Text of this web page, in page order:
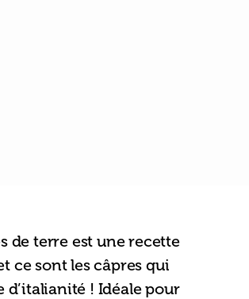
de terre est une recette
ce sont les câpres qui
! Idéale pour